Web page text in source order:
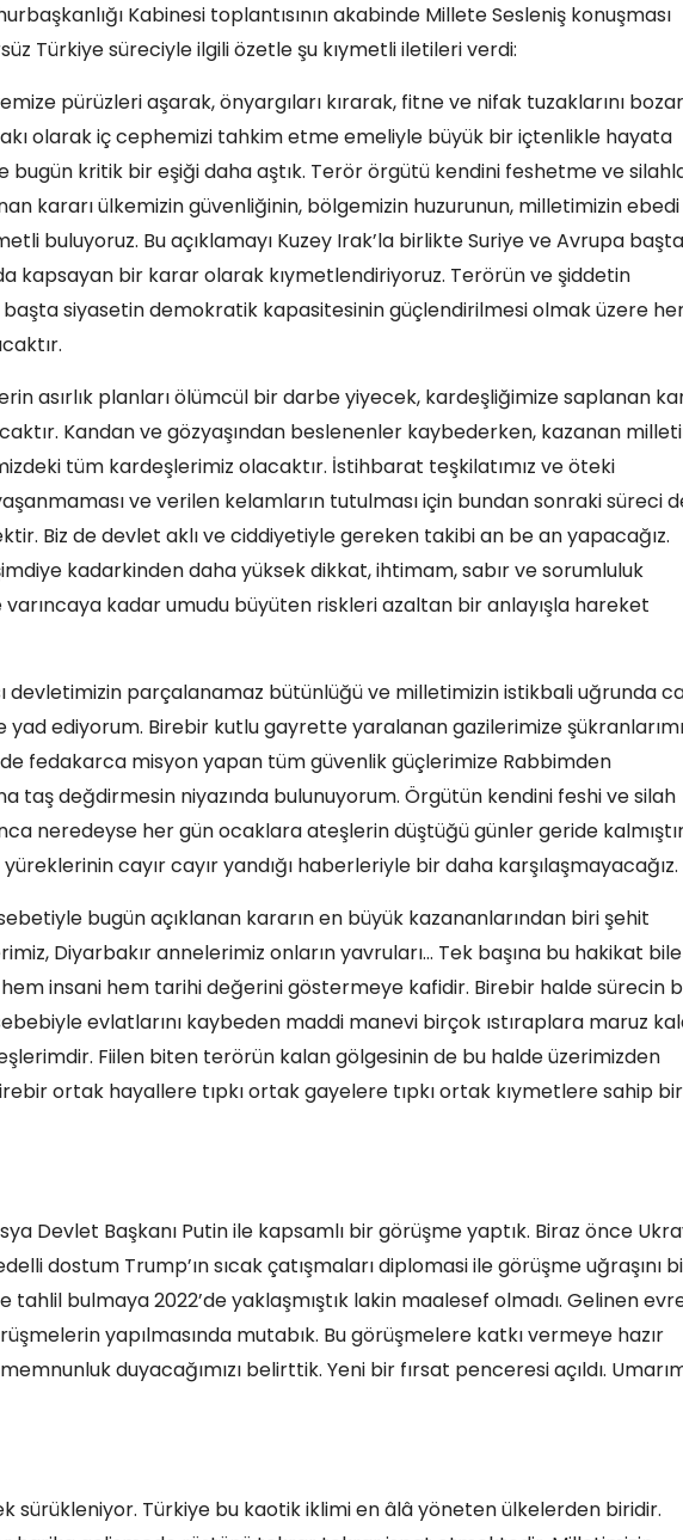
Kabinesi toplantısının akabinde Millete Sesleniş konuşması
Türkiye süreciyle ilgili özetle şu kıymetli iletileri verdi:
pürüzleri aşarak, önyargıları kırarak, fitne ve nifak tuzaklarını
olarak iç cephemizi tahkim etme emeliyle büyük bir içtenlikle hayata
kritik bir eşiği daha aştık. Terör örgütü kendini feshetme ve
kararı ülkemizin güvenliğinin, bölgemizin huzurunun, milletimizin ebedi
buluyoruz. Bu açıklamayı Kuzey Irak’la birlikte Suriye ve Avrupa başta
kapsayan bir karar olarak kıymetlendiriyoruz. Terörün ve şiddetin
siyasetin demokratik kapasitesinin güçlendirilmesi olmak üzere
asırlık planları ölümcül bir darbe yiyecek, kardeşliğimize saplanan
Kandan ve gözyaşından beslenenler kaybederken, kazanan
tüm kardeşlerimiz olacaktır. İstihbarat teşkilatımız ve öteki
ve verilen kelamların tutulması için bundan sonraki süreci
Biz de devlet aklı ve ciddiyetiyle gereken takibi an be an yapacağız.
kadarkinden daha yüksek dikkat, ihtimam, sabır ve sorumluluk
varıncaya kadar umudu büyüten riskleri azaltan bir anlayışla hareket
devletimizin parçalanamaz bütünlüğü ve milletimizin istikbali uğrunda
ediyorum. Birebir kutlu gayrette yaralanan gazilerimize şükranlarımı
fedakarca misyon yapan tüm güvenlik güçlerimize Rabbimden
taş değdirmesin niyazında bulunuyorum. Örgütün kendini feshi ve silah
neredeyse her gün ocaklara ateşlerin düştüğü günler geride
cayır cayır yandığı haberleriyle bir daha karşılaşmayacağız.
bugün açıklanan kararın en büyük kazananlarından biri şehit
Diyarbakır annelerimiz onların yavruları… Tek başına bu hakikat bile
insani hem tarihi değerini göstermeye kafidir. Birebir halde sürecin
evlatlarını kaybeden maddi manevi birçok ıstıraplara maruz
Fiilen biten terörün kalan gölgesinin de bu halde üzerimizden
ortak hayallere tıpkı ortak gayelere tıpkı ortak kıymetlere sahip bir
Devlet Başkanı Putin ile kapsamlı bir görüşme yaptık. Biraz önce
dostum Trump’ın sıcak çatışmaları diplomasi ile görüşme uğraşını
bulmaya 2022’de yaklaşmıştık lakin maalesef olmadı. Gelinen
yapılmasında mutabık. Bu görüşmelere katkı vermeye hazır
duyacağımızı belirttik. Yeni bir fırsat penceresi açıldı.
sürükleniyor. Türkiye bu kaotik iklimi en âlâ yöneten ülkelerden biridir.